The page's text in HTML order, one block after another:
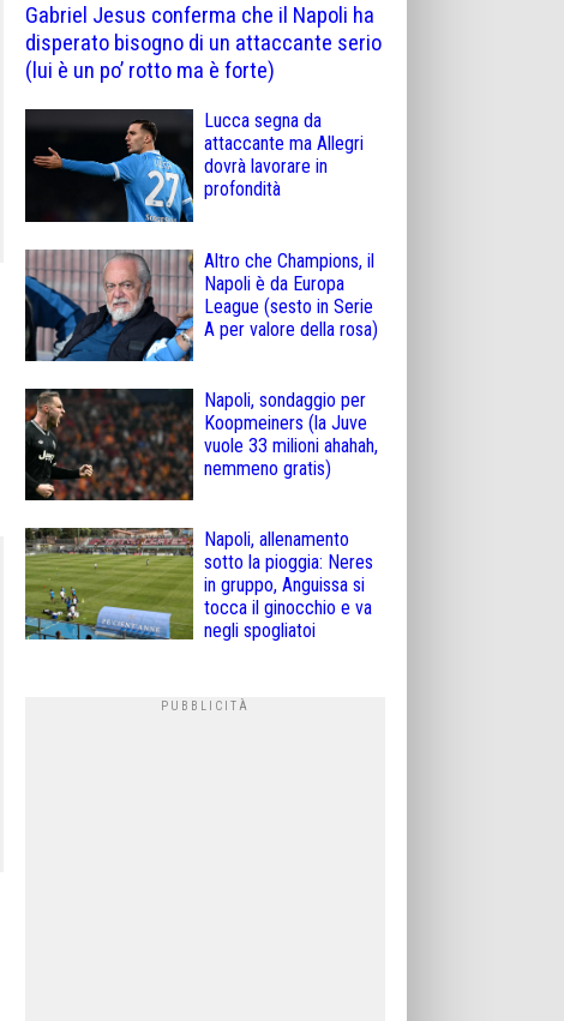
Gabriel Jesus conferma che il Napoli ha
disperato bisogno di un attaccante serio
(lui è un po’ rotto ma è forte)
Lucca segna da
attaccante ma Allegri
dovrà lavorare in
profondità
Altro che Champions, il
Napoli è da Europa
League (sesto in Serie
A per valore della rosa)
Napoli, sondaggio per
Koopmeiners (la Juve
vuole 33 milioni ahahah,
nemmeno gratis)
Napoli, allenamento
sotto la pioggia: Neres
in gruppo, Anguissa si
tocca il ginocchio e va
negli spogliatoi